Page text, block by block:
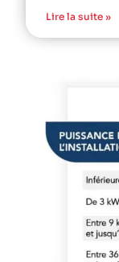
Lire la suite »